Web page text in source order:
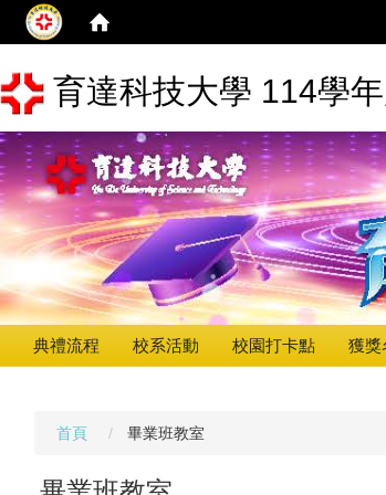
育達科技大學 114學
典禮流程 校系活動 校園打卡點 獲獎
首頁 畢業班教室